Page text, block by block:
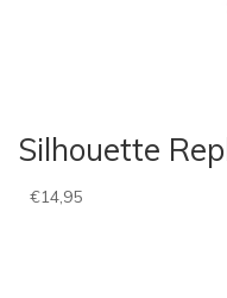
Silhouette
€14,95